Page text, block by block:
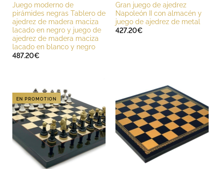
Juego moderno de
pirámides negras Tablero de
ajedrez de madera maciza
lacado en negro y juego de
ajedrez de madera maciza
lacado en blanco y negro
487.20€
Gran juego de ajedrez
Napoleón II con almacén y
juego de ajedrez de metal
427.20€
EN PROMOTION